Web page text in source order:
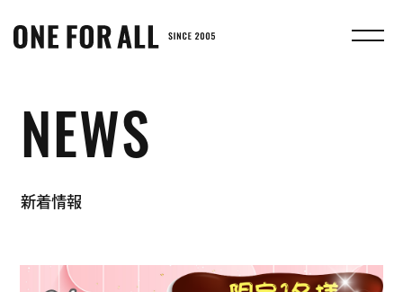
株
ONE
ALL
さ
新着情報
NEWS